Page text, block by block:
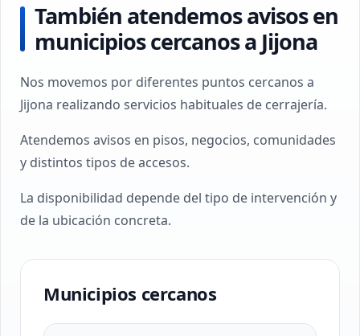
También atendemos avisos en
municipios cercanos a Jijona
Nos movemos por diferentes puntos cercanos a
Jijona realizando servicios habituales de cerrajería.
Atendemos avisos en pisos, negocios, comunidades
y distintos tipos de accesos.
La disponibilidad depende del tipo de intervención y
de la ubicación concreta.
Municipios cercanos